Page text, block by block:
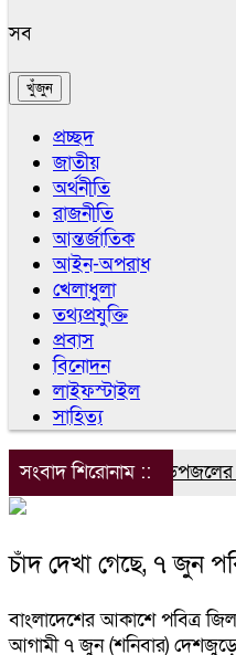
সব
প্রচ্ছদ
জাতীয়
অর্থনীতি
রাজনীতি
আন্তর্জাতিক
আইন-অপরাধ
খেলাধুলা
তথ্যপ্রযুক্তি
প্রবাস
বিনোদন
লাইফস্টাইল
সাহিত্য
সংবাদ শিরোনাম ::ডিপজলের
চাঁদ দেখা গেছে, ৭ জুন
বাংলাদেশের আকাশে পবিত্র
আগামী ৭ জুন (শনিবার)